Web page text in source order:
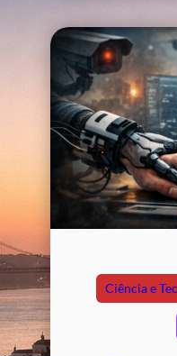
Ciência e